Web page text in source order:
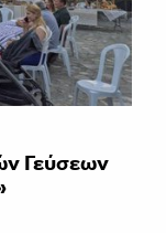
Γεύσεων